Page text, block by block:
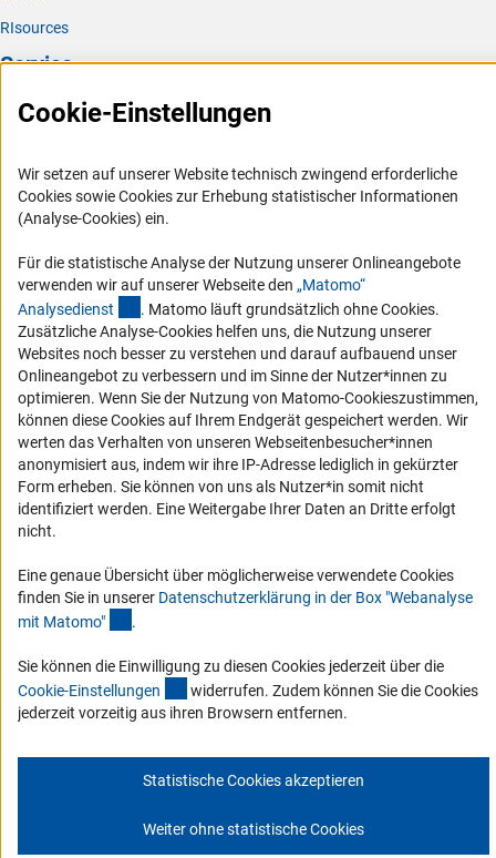
RIsources
Service
Presse
Karriere
Logo und Corporate Design
Compliance
Vergabeverfahren
Barrierefreiheit
Service und Informationen für Menschen mit Behinderungen
Erklärung zur Barrierefreiheit
Barriere melden
DFG-aktuell
schauen Sie sich die Ausgaben online an.
Impressum Datenschutz Cookie-Einstellungen
Kontakt
Cookie-Einstellungen
Wir setzen auf unserer Website technisch zwingend erforderliche
Cookies sowie Cookies zur Erhebung statistischer Informationen
(Analyse-Cookies) ein.
Für die statistische Analyse der Nutzung unserer Onlineangebote
verwenden wir auf unserer Webseite den „Matomo“
Analysedienst (externer Link)
. Matomo läuft grundsätzlich ohne Cookies.
Zusätzliche Analyse-Cookies helfen uns, die Nutzung unserer
Websites noch besser zu verstehen und darauf aufbauend unser
Onlineangebot zu verbessern und im Sinne der Nutzer*innen zu
optimieren. Wenn Sie der Nutzung von Matomo-Cookieszustimmen,
können diese Cookies auf Ihrem Endgerät gespeichert werden. Wir
werten das Verhalten von unseren Webseitenbesucher*innen
anonymisiert aus, indem wir ihre IP-Adresse lediglich in gekürzter
Form erheben. Sie können von uns als Nutzer*in somit nicht
identifiziert werden. Eine Weitergabe Ihrer Daten an Dritte erfolgt
nicht.
Eine genaue Übersicht über möglicherweise verwendete Cookies
finden Sie in unserer Datenschutzerklärung in der Box "Webanalyse
mit Matomo" .
Sie können die Einwilligung zu diesen Cookies jederzeit über die
Cookie-Einstellungen (interner Link)
widerrufen. Zudem können Sie die Cookies
jederzeit vorzeitig aus ihren Browsern entfernen.
Statistische Cookies akzeptieren
Weiter ohne statistische Cookies